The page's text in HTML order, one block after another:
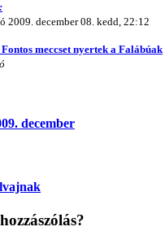
2009. december 08. kedd, 22:12
meccset nyertek a Falábúak
december